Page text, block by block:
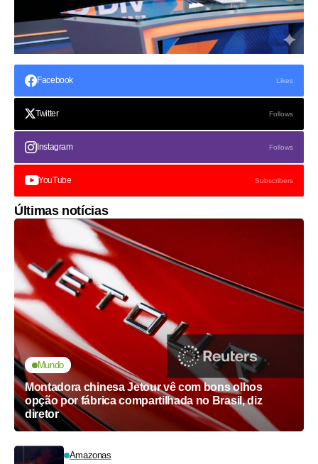
Facebook Likes
Twitter Follows
Instagram Follows
YouTube Subscribers
Últimas notícias
Mundo
Montadora chinesa Jetour vê com bons olhos
opção por fábrica compartilhada no Brasil, diz
diretor
Amazonas